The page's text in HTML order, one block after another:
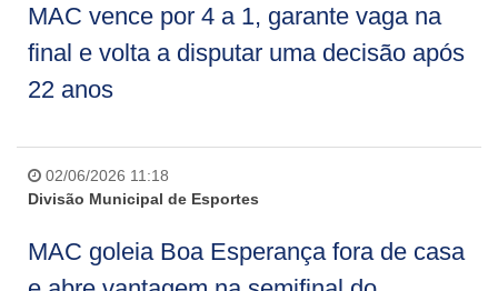
MAC vence por 4 a 1, garante vaga na
final e volta a disputar uma decisão após
22 anos
02/06/2026 11:18
Divisão Municipal de Esportes
MAC goleia Boa Esperança fora de casa